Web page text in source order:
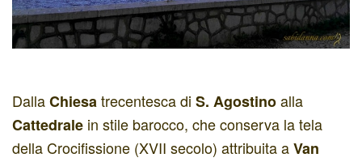
DallaChiesatrecentesca di S. Agostinoalla
Cattedrale in stile barocco, che conserva la tela
della Crocifissione (XVII secolo) attribuita aVan